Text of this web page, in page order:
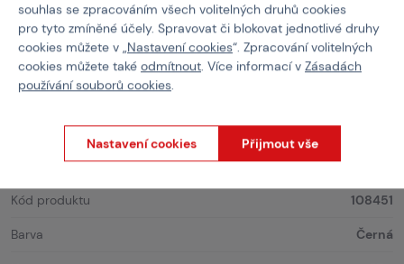
Díky univerzální kompatibilitě a intuitivnímu ovládání je
Dvojitý
tlakový spínač ideálním řešením pro každého, kdo chce zlepšit
manipulaci se svou taktickou výbavou.
Příslušenství k laserům
Vlastnosti
Kód produktu 108451
Barva Černá
souhlas se zpracováním všech volitelných druhů cookies
pro tyto zmíněné účely. Spravovat či blokovat jednotlivé druhy
cookies můžete v „Nastavení cookies“. Zpracování volitelných
cookies můžete také odmítnout. Více informací v Zásadách
používání souborů cookies.
Nastavení cookies Přijmout vše